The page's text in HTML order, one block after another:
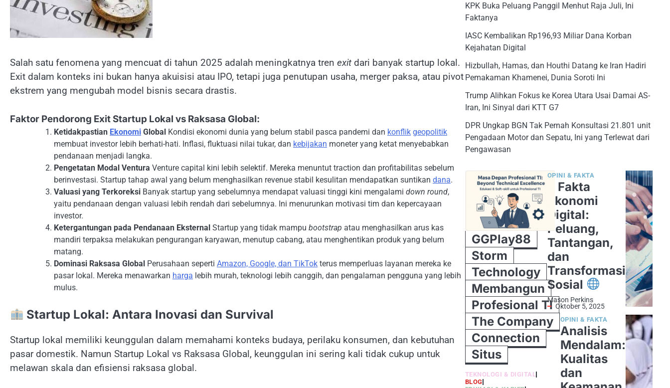
Salah satu fenomena yang mencuat di tahun 2025 adalah meningkatnya tren exit dari banyak startup lokal.
Exit dalam konteks ini bukan hanya akuisisi atau IPO, tetapi juga penutupan usaha, merger paksa, atau pivot
ekstrem yang mengubah model bisnis secara drastis.
Faktor Pendorong Exit Startup Lokal vs Raksasa Global:
Ketidakpastian Ekonomi Global Kondisi ekonomi dunia yang belum stabil pasca pandemi dan konflik geopolitik
membuat investor lebih berhati-hati. Inflasi, fluktuasi nilai tukar, dan kebijakan moneter yang ketat menyebabkan
pendanaan menjadi langka.
Pengetatan Modal Ventura Venture capital kini lebih selektif. Mereka menuntut traction dan profitabilitas sebelum
berinvestasi. Startup tahap awal yang belum menghasilkan revenue stabil kesulitan mendapatkan suntikan dana.
Valuasi yang Terkoreksi Banyak startup yang sebelumnya mendapat valuasi tinggi kini mengalami down round,
yaitu pendanaan dengan valuasi lebih rendah dari sebelumnya. Ini menurunkan motivasi tim dan kepercayaan
investor.
Ketergantungan pada Pendanaan Eksternal Startup yang tidak mampu bootstrap atau menghasilkan arus kas
mandiri terpaksa melakukan pengurangan karyawan, menutup cabang, atau menghentikan produk yang belum
matang.
Dominasi Raksasa Global Perusahaan seperti Amazon, Google, dan TikTok terus memperluas layanan mereka ke
pasar lokal. Mereka menawarkan harga lebih murah, teknologi lebih canggih, dan pengalaman pengguna yang lebih
mulus.
Startup Lokal: Antara Inovasi dan Survival
Startup lokal memiliki keunggulan dalam memahami konteks budaya, perilaku konsumen, dan kebutuhan
pasar domestik. Namun Startup Lokal vs Raksasa Global, keunggulan ini sering kali tidak cukup untuk
melawan skala dan efisiensi raksasa global.
KPK Buka Peluang Panggil Menhut Raja Juli, Ini
Faktanya
IASC Kembalikan Rp196,93 Miliar Dana Korban
Kejahatan Digital
Hizbullah, Hamas, dan Houthi Datang ke Iran Hadiri
Pemakaman Khamenei, Dunia Soroti Ini
Trump Alihkan Fokus ke Korea Utara Usai Damai AS-
Iran, Ini Sinyal dari KTT G7
DPR Ungkap BGN Tak Pernah Konsultasi 21.801 unit
Pengadaan Motor dan Sepatu, Ini yang Terlewat dari
Pengawasan
GGPlay88
Storm
Technology
Membangun
Profesional TI
The Company
Connection
Situs
TEKNOLOGI & DIGITAL
BLOG
5 Fakta
Ekonomi
Digital:
Peluang,
Tantangan,
dan
Transformasi
Sosial
OPINI & FAKTA
Mason Perkins
Oktober 5, 2025
Analisis
Mendalam:
Kualitas
dan
OPINI & FAKTA